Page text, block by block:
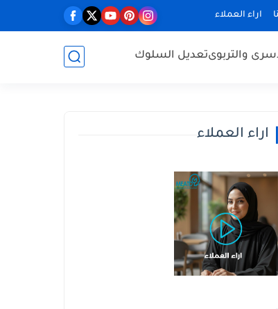
اراء العملاء
والتربوىتعديل السلوك
اراء العملاء